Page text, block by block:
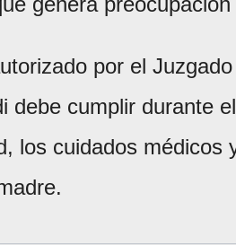
por el
debe cumplir durante
los cuidados médicos